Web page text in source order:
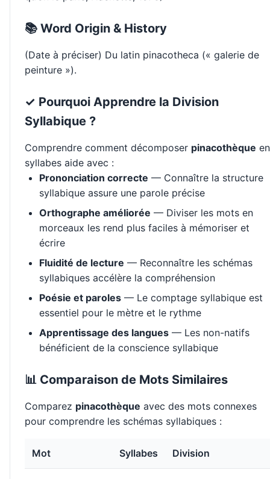
📚 Word Origin & History
(Date à préciser) Du latin pinacotheca (« galerie de
peinture »).
✓ Pourquoi Apprendre la Division
Syllabique ?
Comprendre comment décomposer pinacothèque en
syllabes aide avec :
Prononciation correcte — Connaître la structure
syllabique assure une parole précise
Orthographe améliorée — Diviser les mots en
morceaux les rend plus faciles à mémoriser et
écrire
Fluidité de lecture — Reconnaître les schémas
syllabiques accélère la compréhension
Poésie et paroles — Le comptage syllabique est
essentiel pour le mètre et le rythme
Apprentissage des langues — Les non-natifs
bénéficient de la conscience syllabique
📊 Comparaison de Mots Similaires
Comparez pinacothèque avec des mots connexes
pour comprendre les schémas syllabiques :
Mot Syllabes Division